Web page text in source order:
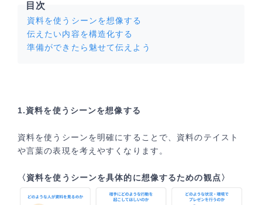
目次
資料を使うシーンを想像する
伝えたい内容を構造化する
準備ができたら魅せて伝えよう
1.資料を使うシーンを想像する
資料を使うシーンを明確にすることで、資料のテイスト
や言葉の表現を考えやすくなります。
〈資料を使うシーンを具体的に想像するための観点〉